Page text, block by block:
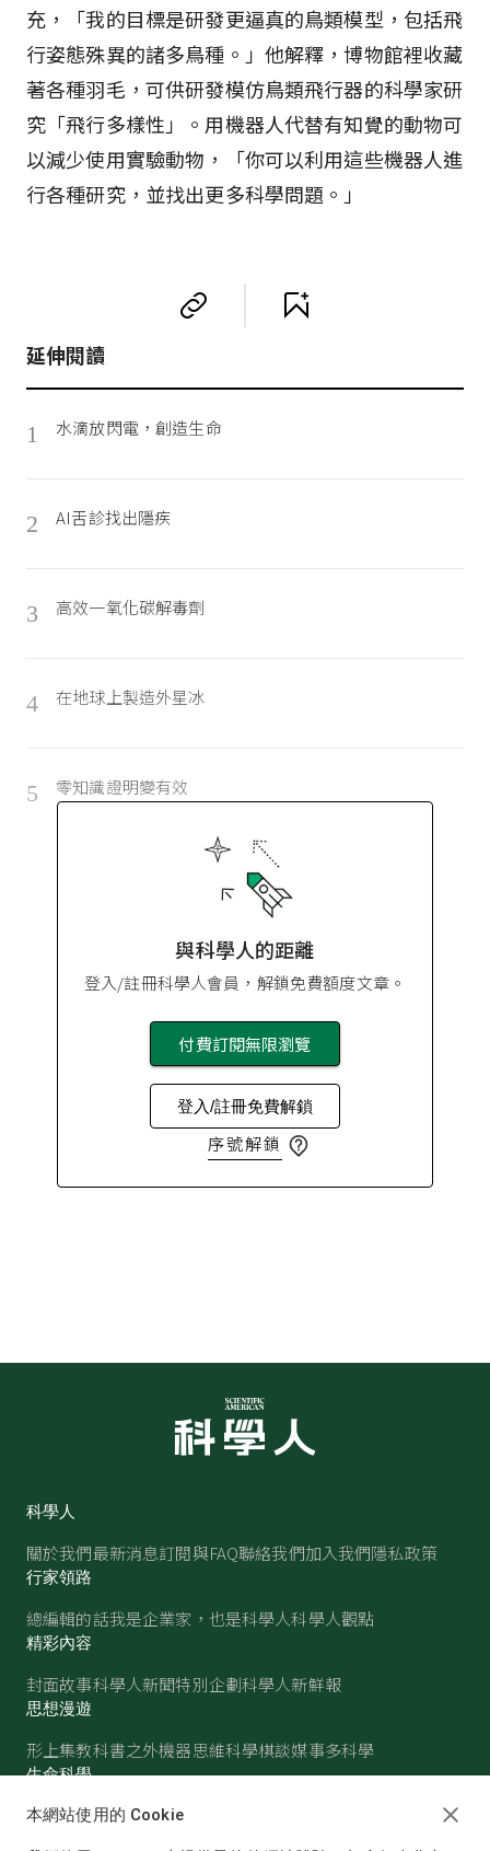
充，「我的目標是研發更逼真的鳥類模型，包括飛
行姿態殊異的諸多鳥種。」他解釋，博物館裡收藏
著各種羽毛，可供研發模仿鳥類飛行器的科學家研
究「飛行多樣性」。用機器人代替有知覺的動物可
以減少使用實驗動物，「你可以利用這些機器人進
行各種研究，並找出更多科學問題。」
延伸閱讀
1 水滴放閃電，創造生命
2 AI舌診找出隱疾
3 高效一氧化碳解毒劑
4 在地球上製造外星冰
5 零知識證明變有效
與科學人的距離
登入/註冊科學人會員，解鎖免費額度文章。
付費訂閱無限瀏覽
登入/註冊免費解鎖
序號解鎖
科學人
關於我們最新消息訂閱與FAQ聯絡我們加入我們隱私政策
行家領路
總編輯的話我是企業家，也是科學人科學人觀點
精彩內容
封面故事科學人新聞特別企劃科學人新鮮報
思想漫遊
形上集教科書之外機器思維科學棋談媒事多科學
生命科學
醫學古生物心理學生態學
本網站使用的 Cookie